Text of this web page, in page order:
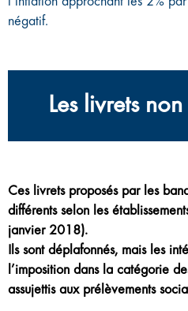
négatif.
Les livrets
Ces livrets proposés par les
différents selon les
janvier 2018).
Ils sont déplafonnés, mais les
l’imposition dans la catégorie
assujettis aux prélèvements